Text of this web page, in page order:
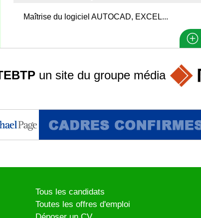
Maîtrise du logiciel AUTOCAD, EXCEL...
un site du groupe média
Tous les candidats
Toutes les offres d'emploi